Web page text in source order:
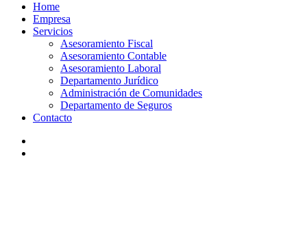
Home
Empresa
Servicios
Asesoramiento Fiscal
Asesoramiento Contable
Asesoramiento Laboral
Departamento Jurídico
Administración de Comunidades
Departamento de Seguros
Contacto